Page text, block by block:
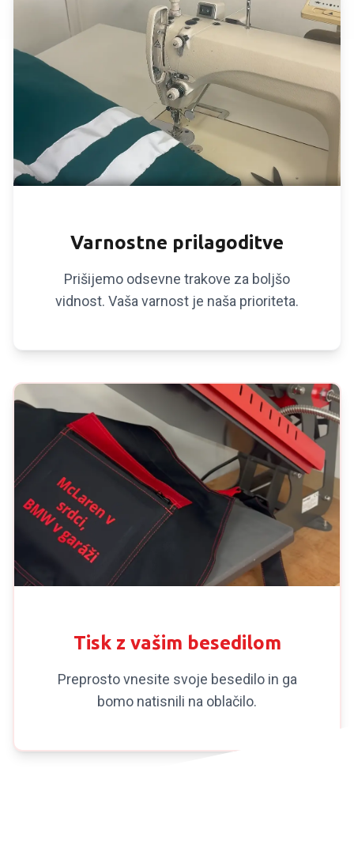
Varnostne prilagoditve
Prišijemo odsevne trakove za boljšo
vidnost. Vaša varnost je naša prioriteta.
Tisk z vašim besedilom
Preprosto vnesite svoje besedilo in ga
bomo natisnili na oblačilo.